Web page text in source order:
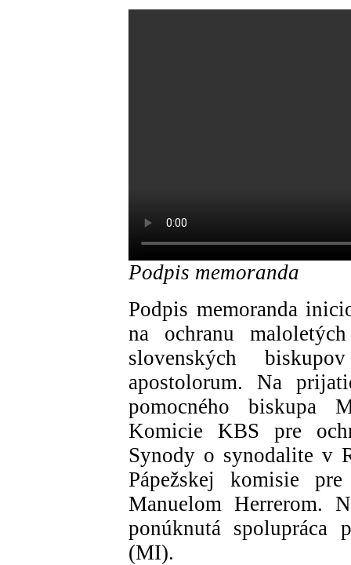
Podpis memoranda
Podpis memoranda
na ochranu
slovenských
apostolorum. Na
pomocného biskupa
Komicie KBS pre
Synody o synodalite v
Pápežskej komisie
Manuelom Herrerom.
ponúknutá spolupráca
(MI).